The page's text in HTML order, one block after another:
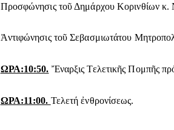
Προσφώνησις τοῦ Δημάρχου Κορινθίων κ.
Ἀντιφώνησις τοῦ Σεβασμιωτάτου
ΩΡΑ:10:50. Ἔναρξις Τελετικῆς Πομπῆς
ΩΡΑ:11:00. Τελετή ἐνθρονίσεως.